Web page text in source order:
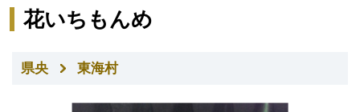
花いちもんめ
県央 東海村